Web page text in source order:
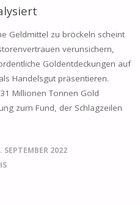
Geldmittel zu bröckeln scheint
verunsichern,
Goldentdeckungen auf
Handelsgut präsentieren.
Millionen Tonnen Gold
zum Fund, der Schlagzeilen
SEPTEMBER 2022